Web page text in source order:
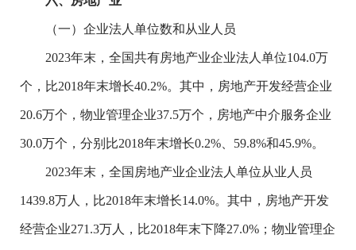
（一）企业法人单位数和从业人员
2023年末，全国共有房地产业企业法人单位104.0万
个，比2018年末增长40.2%。其中，房地产开发经营企业
20.6万个，物业管理企业37.5万个，房地产中介服务企业
30.0万个，分别比2018年末增长0.2%、59.8%和45.9%。
2023年末，全国房地产业企业法人单位从业人员
1439.8万人，比2018年末增长14.0%。其中，房地产开发
经营企业271.3万人，比2018年末下降27.0%；物业管理企